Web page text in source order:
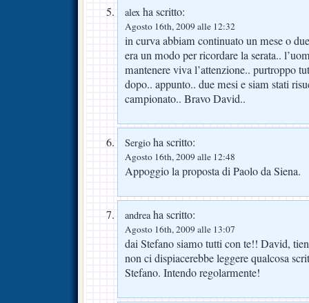
alex ha scritto:
Agosto 16th, 2009 alle 12:32
in curva abbiam continuato un mese o
era un modo per ricordare la serata..
mantenere viva l’attenzione.. purtroppo
dopo.. appunto.. due mesi e siam stati
campionato.. Bravo David..
Sergio ha scritto:
Agosto 16th, 2009 alle 12:48
Appoggio la proposta di Paolo da Siena.
andreaha scritto:
Agosto 16th, 2009 alle 13:07
dai Stefano siamo tutti con te!! David,
non ci dispiacerebbe leggere qualcosa
Stefano. Intendo regolarmente!